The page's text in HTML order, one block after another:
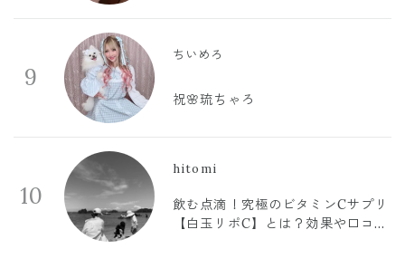
9
ちいめろ
祝🌸琉ちゃろ
10
hitomi
飲む点滴！究極のビタミンCサプリ
【白玉リポC】とは？効果や口コミ